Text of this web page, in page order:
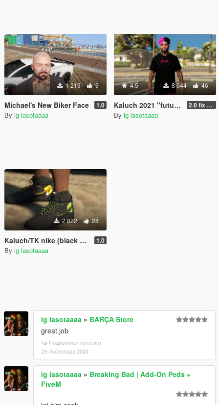
1 219 9
Michael's New Biker Face 1.0
By ig lasotaaaa
4.5 8 644 46
Kaluch 2021 "future" pack for Franklin ( shirt, hair, pants ) 2.0 fix hand
By ig lasotaaaa
2 822 28
Kaluch/TK nike (black and white) for Franklin 1.0
By ig lasotaaaa
ig lasotaaaa » BARÇA Store
great job
Подивитися контекст
25 Листопада 2024
ig lasotaaaa » Breaking Bad | Add-On Peds +
FiveM